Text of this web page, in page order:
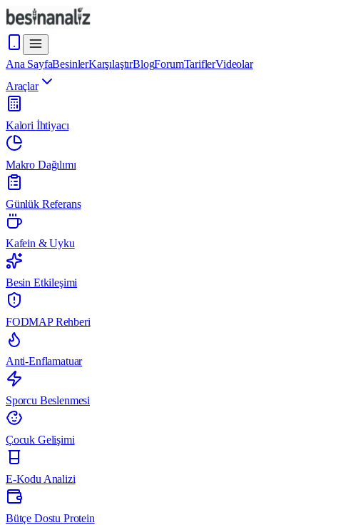
Ana SayfaBesinlerKarşılaştırBlogForumTariflerVideolar
Araçlar
Kalori İhtiyacı
Makro Dağılımı
Günlük Referans
Kafein & Uyku
Besin Etkileşimi
FODMAP Rehberi
Anti-Enflamatuar
Sporcu Beslenmesi
Çocuk Gelişimi
E-Kodu Analizi
Bütçe Dostu Protein